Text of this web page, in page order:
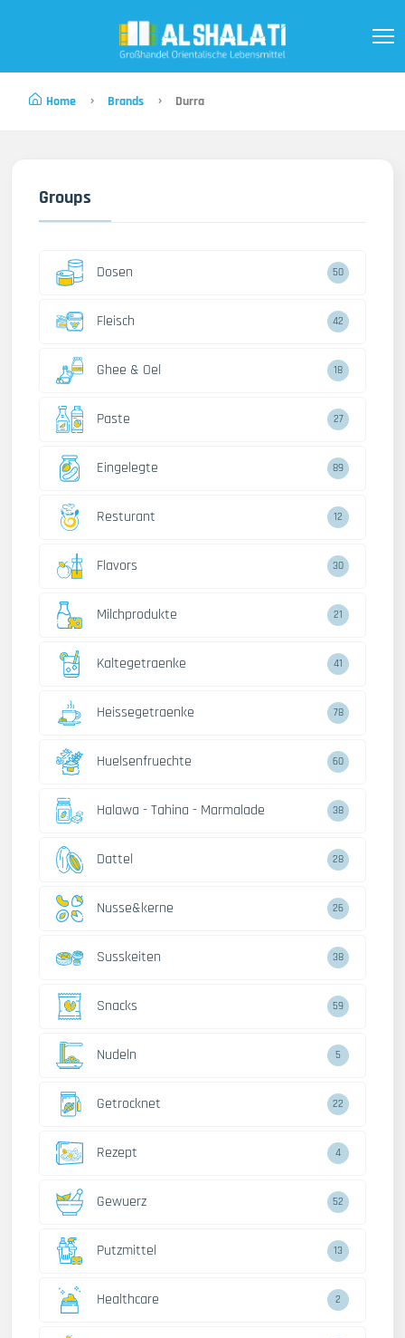
Home Brands Durra
Groups
Dosen 50
Fleisch 42
Ghee & Oel 18
Paste 27
Eingelegte 89
Resturant 12
Flavors 30
Milchprodukte 21
Kaltegetraenke 41
Heissegetraenke 78
Huelsenfruechte 60
Halawa - Tahina - Marmalade 38
Dattel 28
Nusse&kerne 26
Susskeiten 38
Snacks 59
Nudeln 5
Getrocknet 22
Rezept 4
Gewuerz 52
Putzmittel 13
Healthcare 2